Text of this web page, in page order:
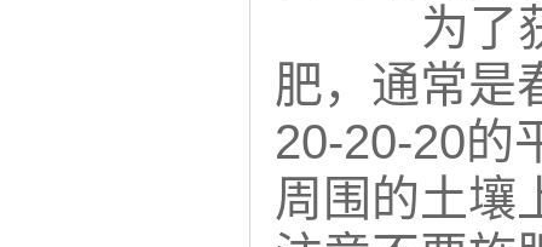
为了
肥，通常是
20-20-20的
周围的土壤